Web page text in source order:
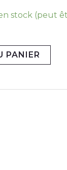
stock (peut
PANIER